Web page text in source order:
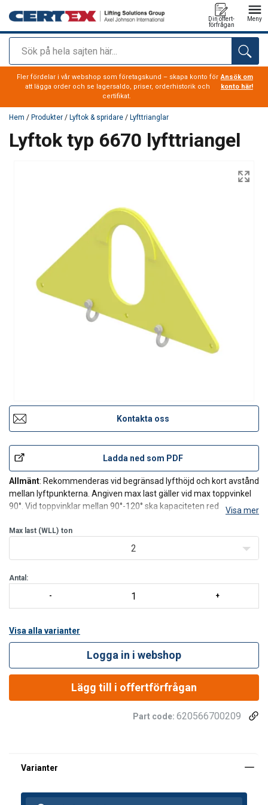
Sök
Din offert-
förfrågan
Meny
tillagd i varukorg
Fler fördelar i vår webshop som företagskund – skapa konto för
att lägga order och se lagersaldo, priser, orderhistorik och
certifikat.
Ansök om
konto här!
Hem / Produkter / Lyftok & spridare / Lyfttrianglar
Lyftok typ 6670 lyfttriangel
Kontakta oss
Ladda ned som PDF
Allmänt: Rekommenderas vid begränsad lyfthöjd och kort avstånd
mellan lyftpunkterna. Angiven max last gäller vid max toppvinkel
90°. Vid toppvinklar mellan 90°-120° ska kapaciteten reduceras
det mittre schackelhålet är li
Visa mer
Max last (WLL) ton
2
Antal:
Visa alla varianter
Logga in i webshop
Lägg till i offertförfrågan
Part code: 620566700209
SWEDISH
Vi använder cookies för att anpassa innehåll,
delar också information om din användning av